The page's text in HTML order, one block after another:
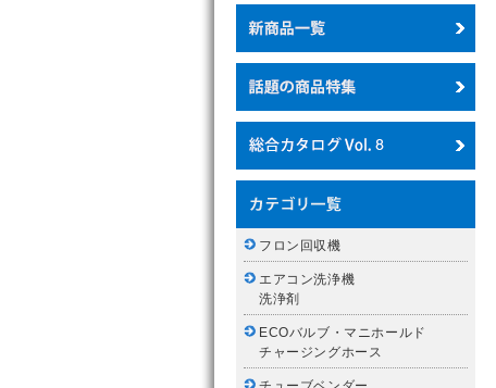
フロン回収機
エアコン洗浄機
洗浄剤
ECOバルブ・マニホールド
チャージングホース